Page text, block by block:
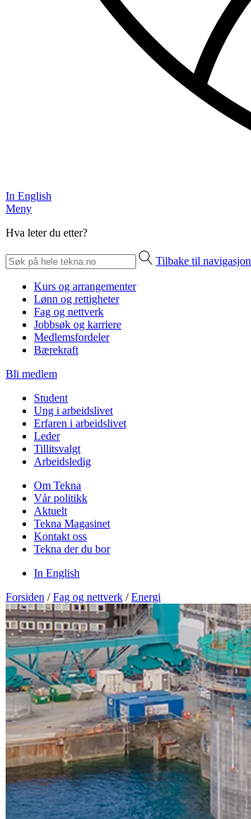
In English
Meny
Hva leter du etter?
Tilbake til navigasjon
Kurs og arrangementer
Lønn og rettigheter
Fag og nettverk
Jobbsøk og karriere
Medlemsfordeler
Bærekraft
Bli medlem
Student
Ung i arbeidslivet
Erfaren i arbeidslivet
Leder
Tillitsvalgt
Arbeidsledig
Om Tekna
Vår politikk
Aktuelt
Tekna Magasinet
Kontakt oss
Tekna der du bor
In English
Forsiden / Fag og nettverk / Energi